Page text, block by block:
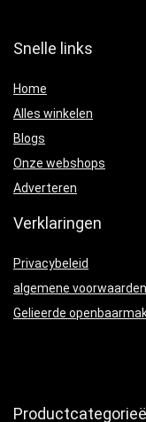
Snelle links
Home
Alles winkelen
Blogs
Onze webshops
Adverteren
Verklaringen
Privacybeleid
algemene voorwaarden
Gelieerde